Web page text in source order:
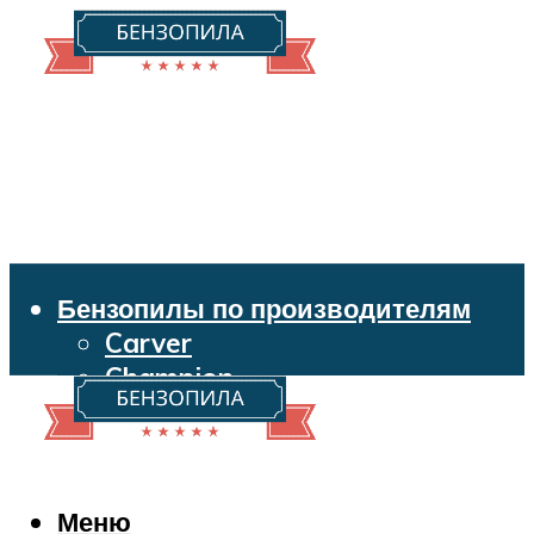
Бензопилы по производителям
Carver
Champion
Echo
Husqvarna
Makita
Меню